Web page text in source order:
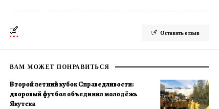
Оставить отзыв
ВАМ МОЖЕТ ПОНРАВИТЬСЯ
Второй летний кубок Справедливости:
дворовый футбол объединил молодёжь
Якутска